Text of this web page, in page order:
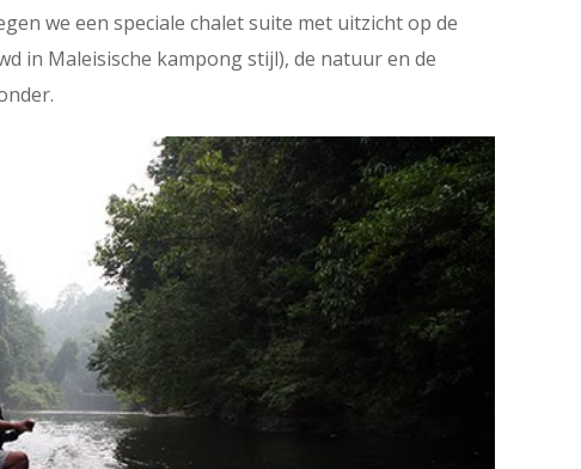
we een speciale chalet suite met uitzicht op de
in Maleisische kampong stijl), de natuur en de